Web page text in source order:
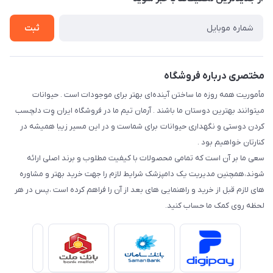
سوالات متداول
شرایط ارسال رایگان
ثبت
مختصری درباره فروشگاه
مأموریت همه روزه ما ساختن آینده‌ای بهتر برای موجودات است . حیوانات
میتوانند بهترین دوستان ما باشند . آرمان تیم ما در فروشگاه ایران وِت دلچسب
کردن دوستی و نگهداری حیوانات برای شماست و در این مسیر زیبا همیشه در
کنارتان خواهیم بود .
سعی ما بر آن است که تمامی محصولات با کیفیت مطلوب و برند اصلی ارائه
شوند،همچنین مدیریت یک دامپزشک شرایط لازم را جهت خرید بهتر و مشاوره
های لازم قبل از خرید و راهنمایی های بعد از آن را فراهم کرده است ،پس در هر
لحظه روی کمک ما حساب کنید.